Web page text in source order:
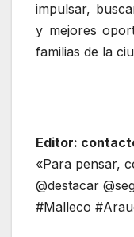
impulsar,
y mejores
familias de la
Editor:
«Para pensar,
@destacar
#Malleco